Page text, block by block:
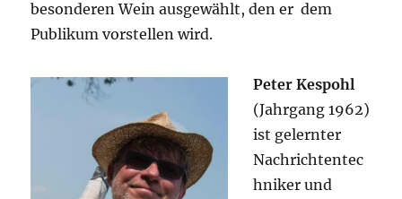
besonderen Wein ausgewählt, den er dem
Publikum vorstellen wird.
Peter Kespohl
(Jahrgang 1962)
ist gelernter
Nachrichtentec
hniker und